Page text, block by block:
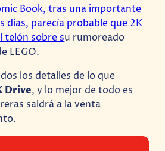
Book, tras una importante
días, parecía probable que 2K
telón sobre su rumoreado
LEGO.
los detalles de lo que
Drive, y lo mejor de todo es
saldrá a la venta